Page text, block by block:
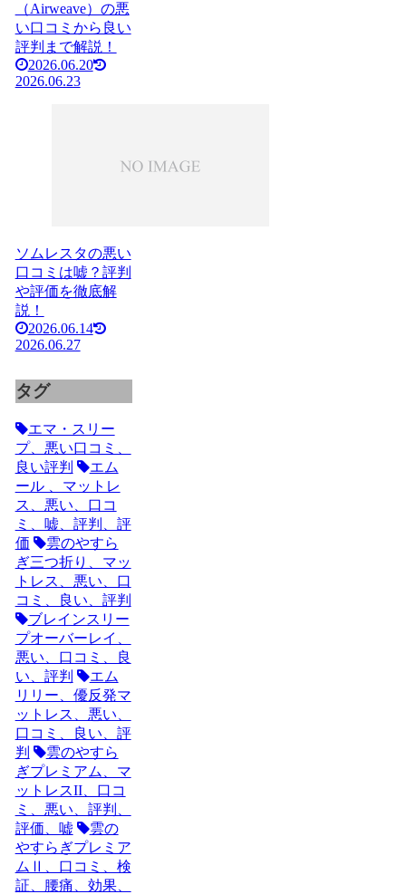
（Airweave）の悪
い口コミから良い
評判まで解説！
2026.06.20
2026.06.23
ソムレスタの悪い
口コミは嘘？評判
や評価を徹底解
説！
2026.06.14
2026.06.27
タグ
エマ・スリー
プ、悪い口コミ、
良い評判
エム
ール 、マットレ
ス、悪い、口コ
ミ、嘘、評判、評
価
雲のやすら
ぎ三つ折り、マッ
トレス、悪い、口
コミ、良い、評判
ブレインスリー
プオーバーレイ、
悪い、口コミ、良
い、評判
エム
リリー、優反発マ
ットレス、悪い、
口コミ、良い、評
判
雲のやすら
ぎプレミアム、マ
ットレスII、口コ
ミ、悪い、評判、
評価、嘘
雲の
やすらぎプレミア
ムⅡ、口コミ、検
証、腰痛、効果、